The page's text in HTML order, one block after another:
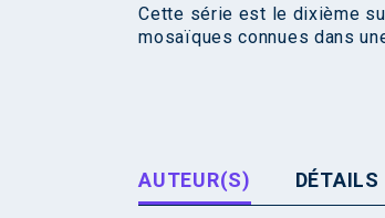
Cette série est le dixième
mosaïques connues dans
AUTEUR(S) DÉTAILS